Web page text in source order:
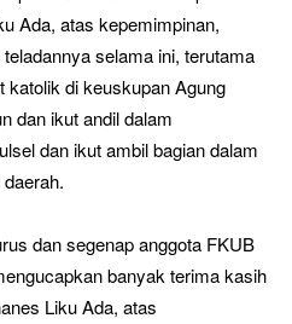
Ada, atas kepemimpinan,
selama ini, terutama
katolik di keuskupan Agung
dan ikut andil dalam
dan ikut ambil bagian dalam
dan segenap anggota FKUB
banyak terima kasih
Liku Ada, atas